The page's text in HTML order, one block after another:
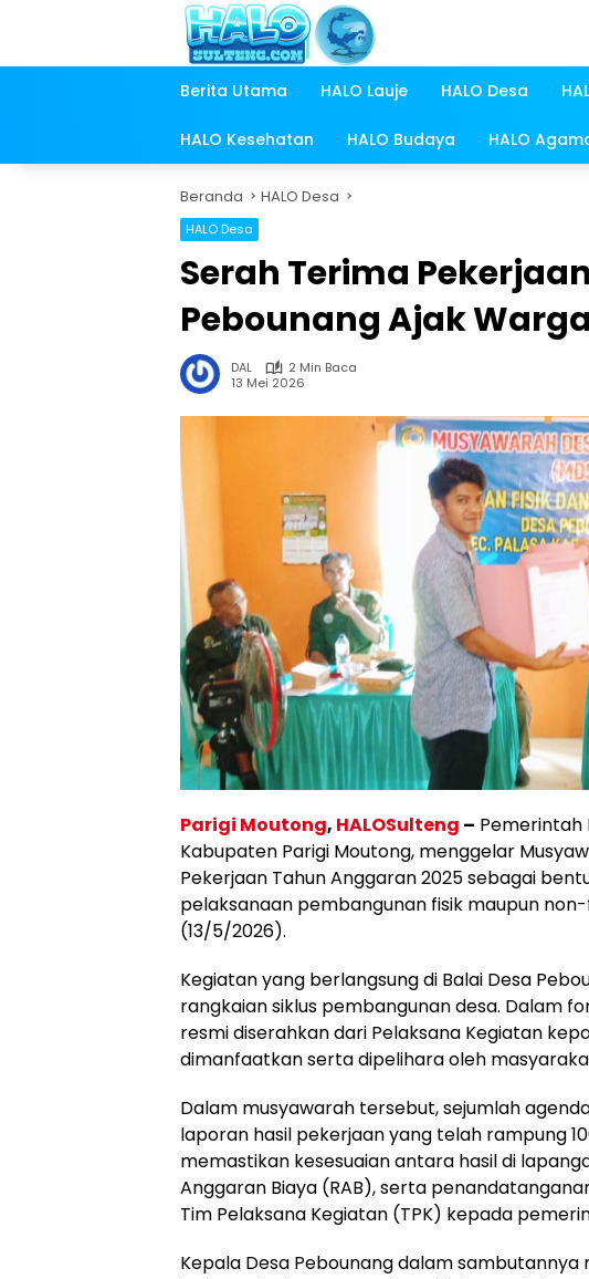
Berita Utama HALO Lauje HALO Desa
HALO Kesehatan HALO Budaya HALO
Beranda HALO Desa
HALO Desa
Serah Terima
Pebounang Ajak
DAL
2 Min Baca
13 Mei 2026
Parigi Moutong, HALOSulteng – Pemerintah
Kabupaten Parigi Moutong, menggelar
Pekerjaan Tahun Anggaran 2025 sebagai
pelaksanaan pembangunan fisik maupun
(13/5/2026).
Kegiatan yang berlangsung di Balai Desa
rangkaian siklus pembangunan desa. Dalam
resmi diserahkan dari Pelaksana Kegiatan
dimanfaatkan serta dipelihara oleh
Dalam musyawarah tersebut, sejumlah
laporan hasil pekerjaan yang telah rampung
memastikan kesesuaian antara hasil di
Anggaran Biaya (RAB), serta
Tim Pelaksana Kegiatan (TPK) kepada
Kepala Desa Pebounang dalam sambutannya